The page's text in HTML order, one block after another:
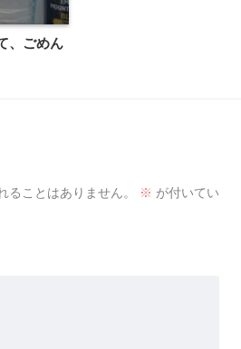
、ごめん
ることはありません。 ※ が付いてい